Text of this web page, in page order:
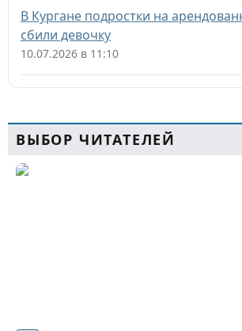
В Кургане подростки на
сбили девочку
10.07.2026 в 11:10
ВЫБОР ЧИТАТЕЛЕЙ